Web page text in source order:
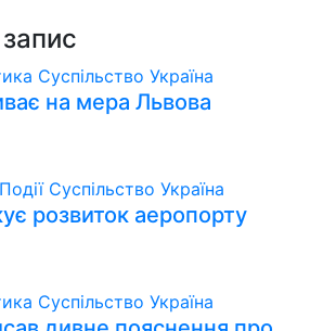
Суспільство Україна
на мера Львова
Події Суспільство Україна
розвиток аеропорту
Суспільство Україна